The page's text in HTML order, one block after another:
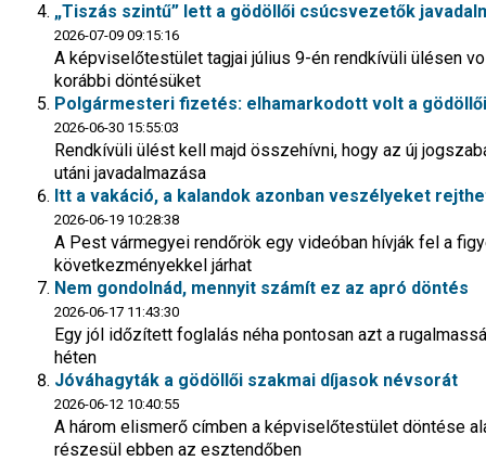
„Tiszás szintű” lett a gödöllői csúcsvezetők
2026-07-09 09:15:16
A képviselőtestület tagjai július 9-én rendkívüli ülésen
korábbi döntésüket
Polgármesteri fizetés: elhamarkodott volt a
2026-06-30 15:55:03
Rendkívüli ülést kell majd összehívni, hogy az új
utáni javadalmazása
Itt a vakáció, a kalandok azonban veszélyeket
2026-06-19 10:28:38
A Pest vármegyei rendőrök egy videóban hívják fel a
következményekkel járhat
Nem gondolnád, mennyit számít ez az apró döntés
2026-06-17 11:43:30
Egy jól időzített foglalás néha pontosan azt a
héten
Jóváhagyták a gödöllői szakmai díjasok névsorát
2026-06-12 10:40:55
A három elismerő címben a képviselőtestület döntése
részesül ebben az esztendőben